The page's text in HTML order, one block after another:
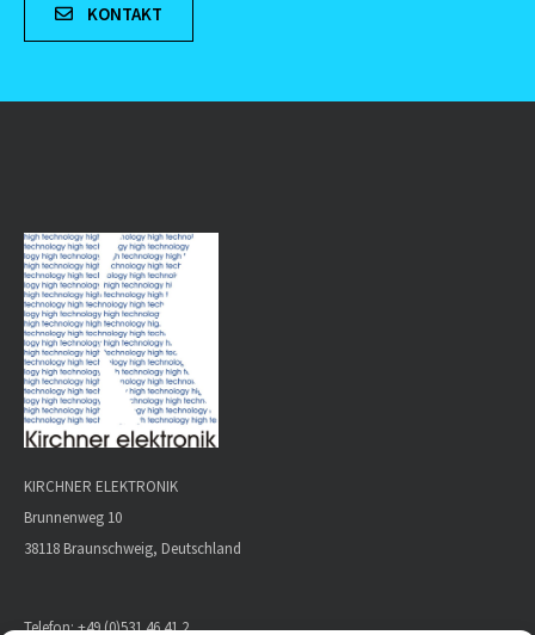
KONTAKT
KIRCHNER ELEKTRONIK
Brunnenweg 10
38118 Braunschweig, Deutschland
Telefon:+49 (0)531 46 41 2